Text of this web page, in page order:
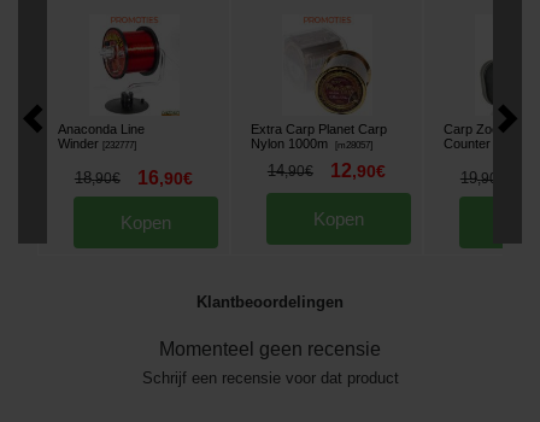
Anaconda Line
Winder
232777]
18,90€ 16,90€
Kopen
Extra Carp Planet Carp
Nylon 1000m
[m28057]
14,90€ 12,90€
Kopen
Carp Zoom Line
Counter
19,90
Klantbeoordelingen
Momenteel geen recensie
Schrijf een recensie voor dat product